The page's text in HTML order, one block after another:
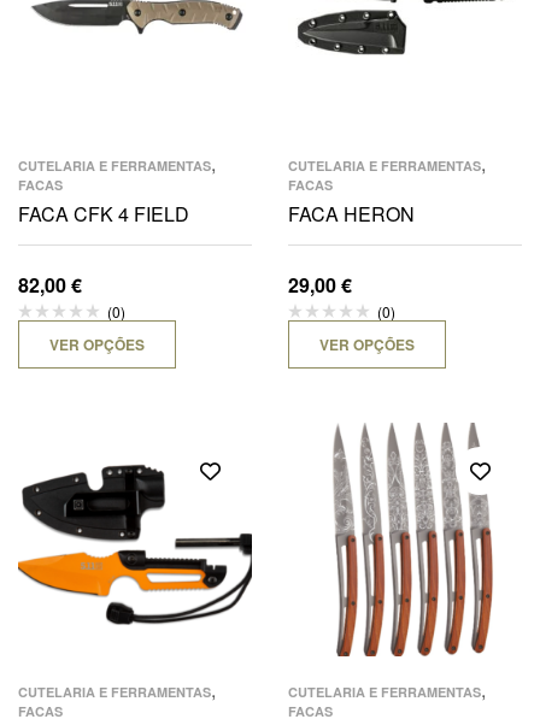
CUTELARIA E FERRAMENTAS,
FACAS
FACA CFK 4 FIELD
82,00€
(0)
VER OPÇÕES
CUTELARIA E FERRAMENTAS,
FACAS
FACA HERON
29,00€
(0)
VER OPÇÕES
CUTELARIA E FERRAMENTAS,
FACAS
CUTELARIA E FERRAMENTAS,
FACAS